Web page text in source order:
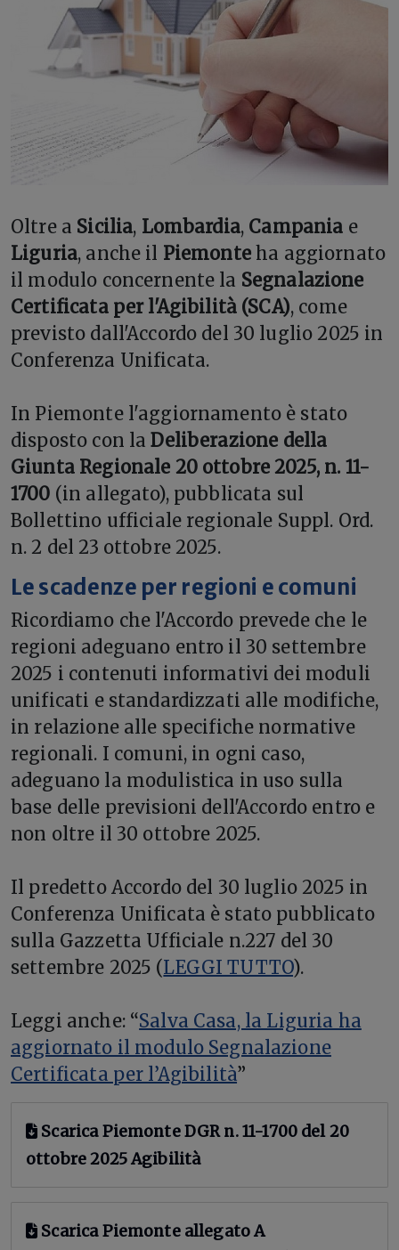
Oltre a Sicilia, Lombardia, Campania e
Liguria, anche il Piemonteha aggiornato
il modulo concernente la Segnalazione
Certificata per l'Agibilità (SCA), come
previsto dall'Accordo del 30 luglio 2025 in
Conferenza Unificata.
In Piemonte l'aggiornamento è stato
disposto con laDeliberazione della
Giunta Regionale 20 ottobre 2025, n. 11-
1700 (in allegato), pubblicata sul
Bollettino ufficiale regionale Suppl. Ord.
n. 2 del 23 ottobre 2025.
Le scadenze per regioni e comuni
Ricordiamo che l'Accordo prevede che le
regioni adeguano entro il 30 settembre
2025 i contenuti informativi dei moduli
unificati e standardizzati alle modifiche,
in relazione alle specifiche normative
regionali. I comuni, in ogni caso,
adeguano la modulistica in uso sulla
base delle previsioni dell'Accordo entro e
non oltre il 30 ottobre 2025.
Il predetto Accordo del 30 luglio 2025 in
Conferenza Unificata è stato pubblicato
sulla Gazzetta Ufficiale n.227 del 30
settembre 2025 (LEGGI TUTTO).
Leggi anche: “Salva Casa, la Liguria ha
aggiornato il modulo Segnalazione
Certificata per l’Agibilità”
Scarica Piemonte DGR n. 11-1700 del 20
ottobre 2025 Agibilità
Scarica Piemonte allegato A